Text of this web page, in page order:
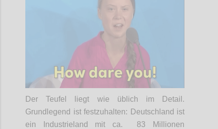
Der Teufel liegt wie üblich im Detail.
Grundlegend ist festzuhalten: Deutschland ist
ein Industrieland mit ca. 83 Millionen